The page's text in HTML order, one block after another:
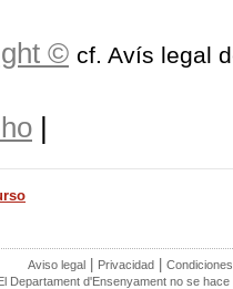
© cf. Avís legal
|
Aviso legal | Privacidad |
Departament d'Ensenyament no se